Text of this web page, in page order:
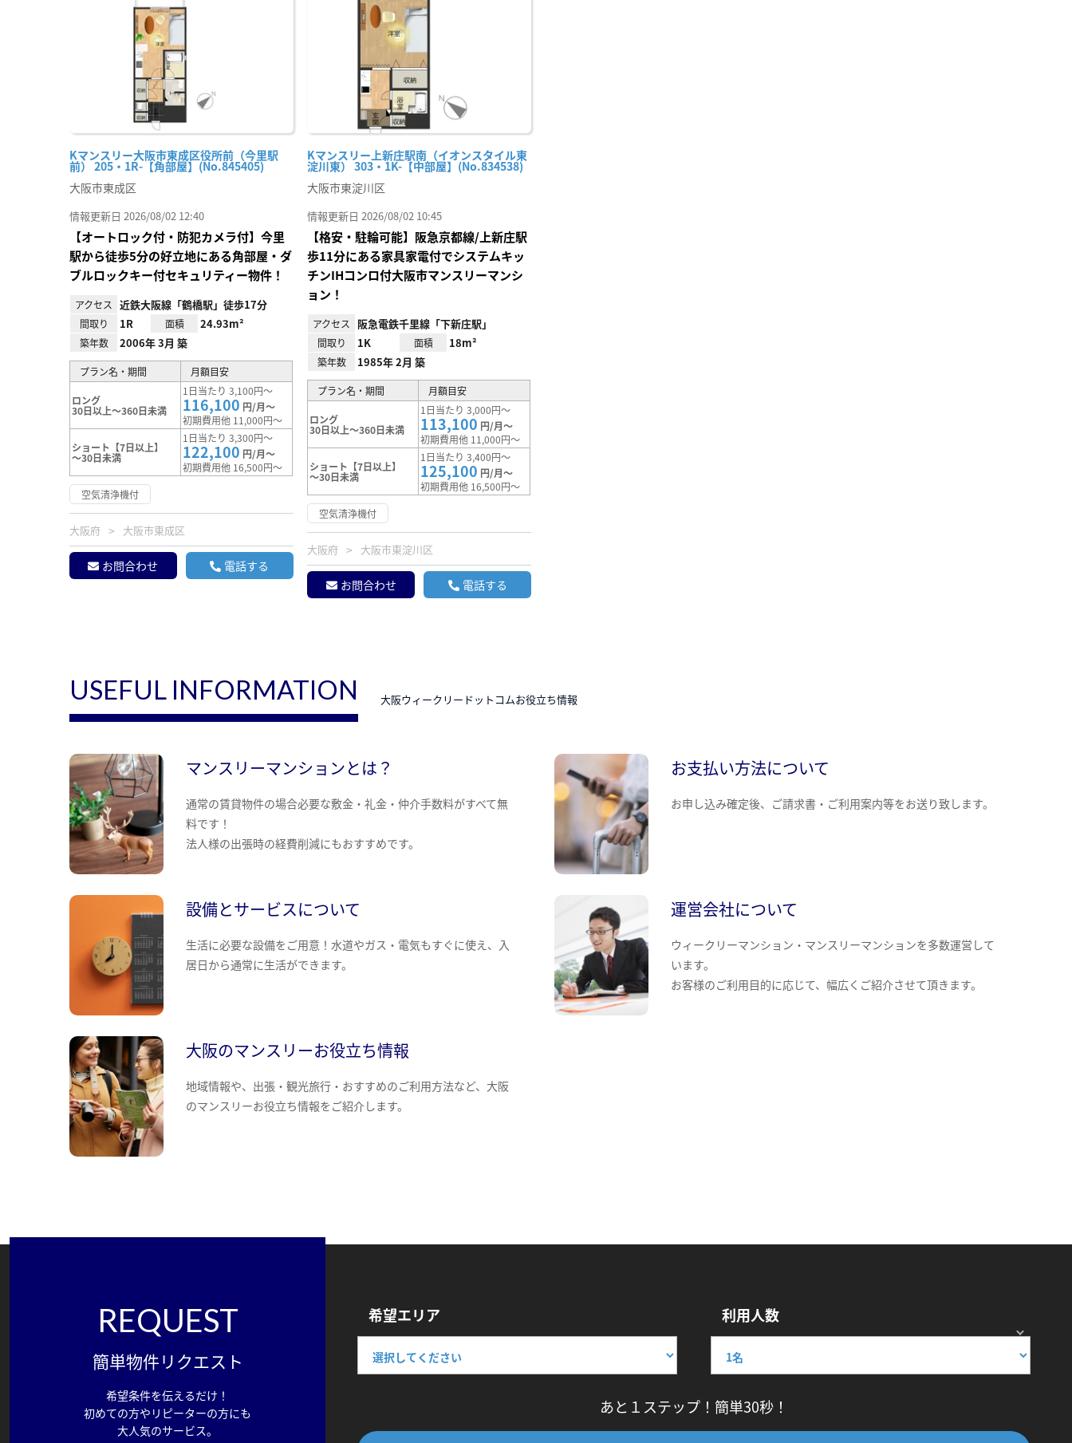
Kマンスリー大阪市東成区役所前（今里駅
前） 205・1R-【角部屋】(No.845405)
大阪市東成区
情報更新日 2026/08/02 12:40
【オートロック付・防犯カメラ付】今里
駅から徒歩5分の好立地にある角部屋・ダ
ブルロックキー付セキュリティー物件！
アクセス 近鉄大阪線「鶴橋駅」徒歩17分
間取り 1R 面積 24.93m²
築年数 2006年 3月 築
プラン名・期間 月額目安
ロング
30日以上～360日未満
1日当たり 3,100円～
116,100 円/月～
初期費用他 11,000円～
ショート【7日以上】
～30日未満
1日当たり 3,300円～
122,100 円/月～
初期費用他 16,500円～
空気清浄機付
大阪府 大阪市東成区
お問合わせ 電話する
Kマンスリー上新庄駅南（イオンスタイル東
淀川東） 303・1K-【中部屋】(No.834538)
大阪市東淀川区
情報更新日 2026/08/02 10:45
【格安・駐輪可能】阪急京都線/上新庄駅
歩11分にある家具家電付でシステムキッ
チンIHコンロ付大阪市マンスリーマンシ
ョン！
アクセス 阪急電鉄千里線「下新庄駅」
間取り 1K 面積 18m²
築年数 1985年 2月 築
プラン名・期間 月額目安
ロング
30日以上～360日未満
1日当たり 3,000円～
113,100 円/月～
初期費用他 11,000円～
ショート【7日以上】
～30日未満
1日当たり 3,400円～
125,100 円/月～
初期費用他 16,500円～
空気清浄機付
大阪府 大阪市東淀川区
お問合わせ 電話する
USEFUL INFORMATION 大阪ウィークリードットコムお役立ち情報
マンスリーマンションとは？
通常の賃貸物件の場合必要な敷金・礼金・仲介手数料がすべて無
料です！
法人様の出張時の経費削減にもおすすめです。
お支払い方法について
お申し込み確定後、ご請求書・ご利用案内等をお送り致します。
設備とサービスについて
生活に必要な設備をご用意！水道やガス・電気もすぐに使え、入
居日から通常に生活ができます。
運営会社について
ウィークリーマンション・マンスリーマンションを多数運営して
います。
お客様のご利用目的に応じて、幅広くご紹介させて頂きます。
大阪のマンスリーお役立ち情報
地域情報や、出張・観光旅行・おすすめのご利用方法など、大阪
のマンスリーお役立ち情報をご紹介します。
REQUEST
簡単物件リクエスト
希望条件を伝えるだけ！
初めての方やリピーターの方にも
大人気のサービス。
希望エリア 利用人数
あと１ステップ！簡単30秒！